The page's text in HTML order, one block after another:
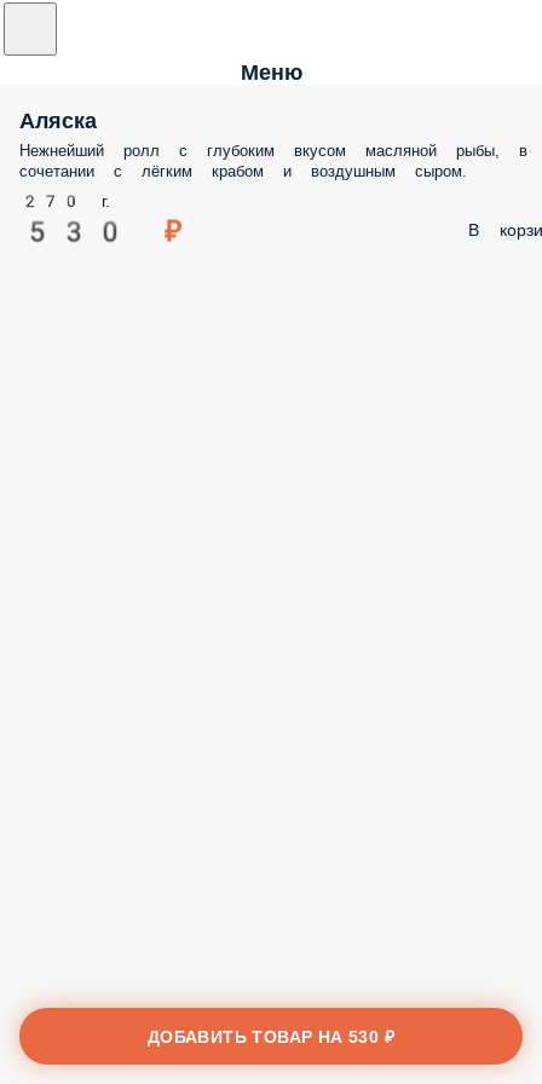
Меню
Аляска
Нежнейший ролл с глубоким вкусом масляной рыбы, в
сочетании с лёгким крабом и воздушным сыром.
270 г.
530 ₽ В
ДОБАВИТЬ ТОВАР НА530 ₽